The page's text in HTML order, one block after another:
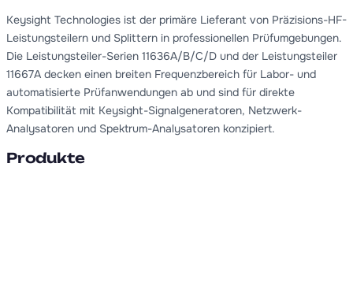
Keysight Technologies ist der primäre Lieferant von Präzisions-HF-
Leistungsteilern und Splittern in professionellen Prüfumgebungen.
Die Leistungsteiler-Serien 11636A/B/C/D und der Leistungsteiler
11667A decken einen breiten Frequenzbereich für Labor- und
automatisierte Prüfanwendungen ab und sind für direkte
Kompatibilität mit Keysight-Signalgeneratoren, Netzwerk-
Analysatoren und Spektrum-Analysatoren konzipiert.
Produkte